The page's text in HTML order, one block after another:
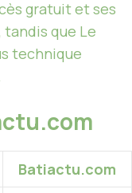
gratuit et ses
que Le
technique
Batiactu.com